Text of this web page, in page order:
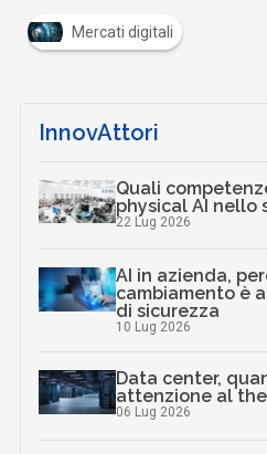
Mercati digitali
InnovAttori
Quali
physical AI nello
22 Lug 2026
AI in azienda,
cambiamento è
di sicurezza
10 Lug 2026
Data center,
attenzione al
06 Lug 2026